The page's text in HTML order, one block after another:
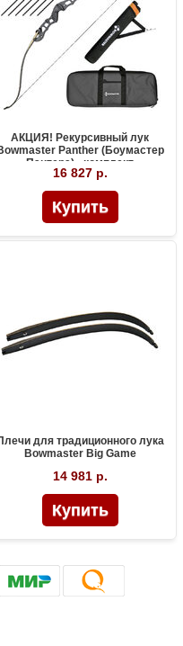
АКЦИЯ! Рекурсивный лук
Panther (Боумастер
Пантера) - комплект
16 827 р.
для традиционного лука
Bowmaster Big Game
14 981 р.